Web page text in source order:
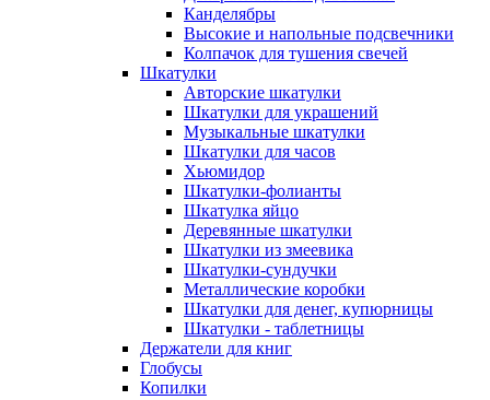
Канделябры
Высокие и напольные подсвечники
Колпачок для тушения свечей
Шкатулки
Авторские шкатулки
Шкатулки для украшений
Музыкальные шкатулки
Шкатулки для часов
Хьюмидор
Шкатулки-фолианты
Шкатулка яйцо
Деревянные шкатулки
Шкатулки из змеевика
Шкатулки-сундучки
Металлические коробки
Шкатулки для денег, купюрницы
Шкатулки - таблетницы
Держатели для книг
Глобусы
Копилки